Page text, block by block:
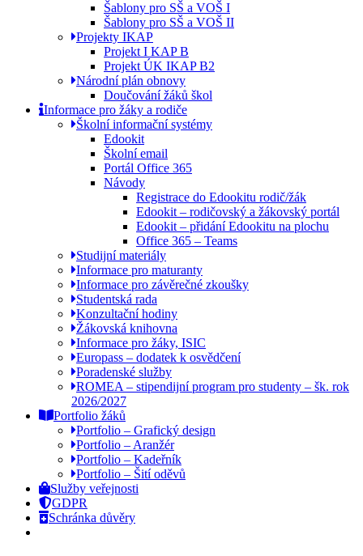
Šablony pro SŠ a VOŠ I
Šablony pro SŠ a VOŠ II
Projekty IKAP
Projekt I KAP B
Projekt ÚK IKAP B2
Národní plán obnovy
Doučování žáků škol
Informace pro žáky a rodiče
Školní informační systémy
Edookit
Školní email
Portál Office 365
Návody
Registrace do Edookitu rodič/žák
Edookit – rodičovský a žákovský portál
Edookit – přidání Edookitu na plochu
Office 365 – Teams
Studijní materiály
Informace pro maturanty
Informace pro závěrečné zkoušky
Studentská rada
Konzultační hodiny
Žákovská knihovna
Informace pro žáky, ISIC
Europass – dodatek k osvědčení
Poradenské služby
ROMEA – stipendijní program pro studenty – šk. rok
2026/2027
Portfolio žáků
Portfolio – Grafický design
Portfolio – Aranžér
Portfolio – Kadeřník
Portfolio – Šití oděvů
Služby veřejnosti
GDPR
Schránka důvěry